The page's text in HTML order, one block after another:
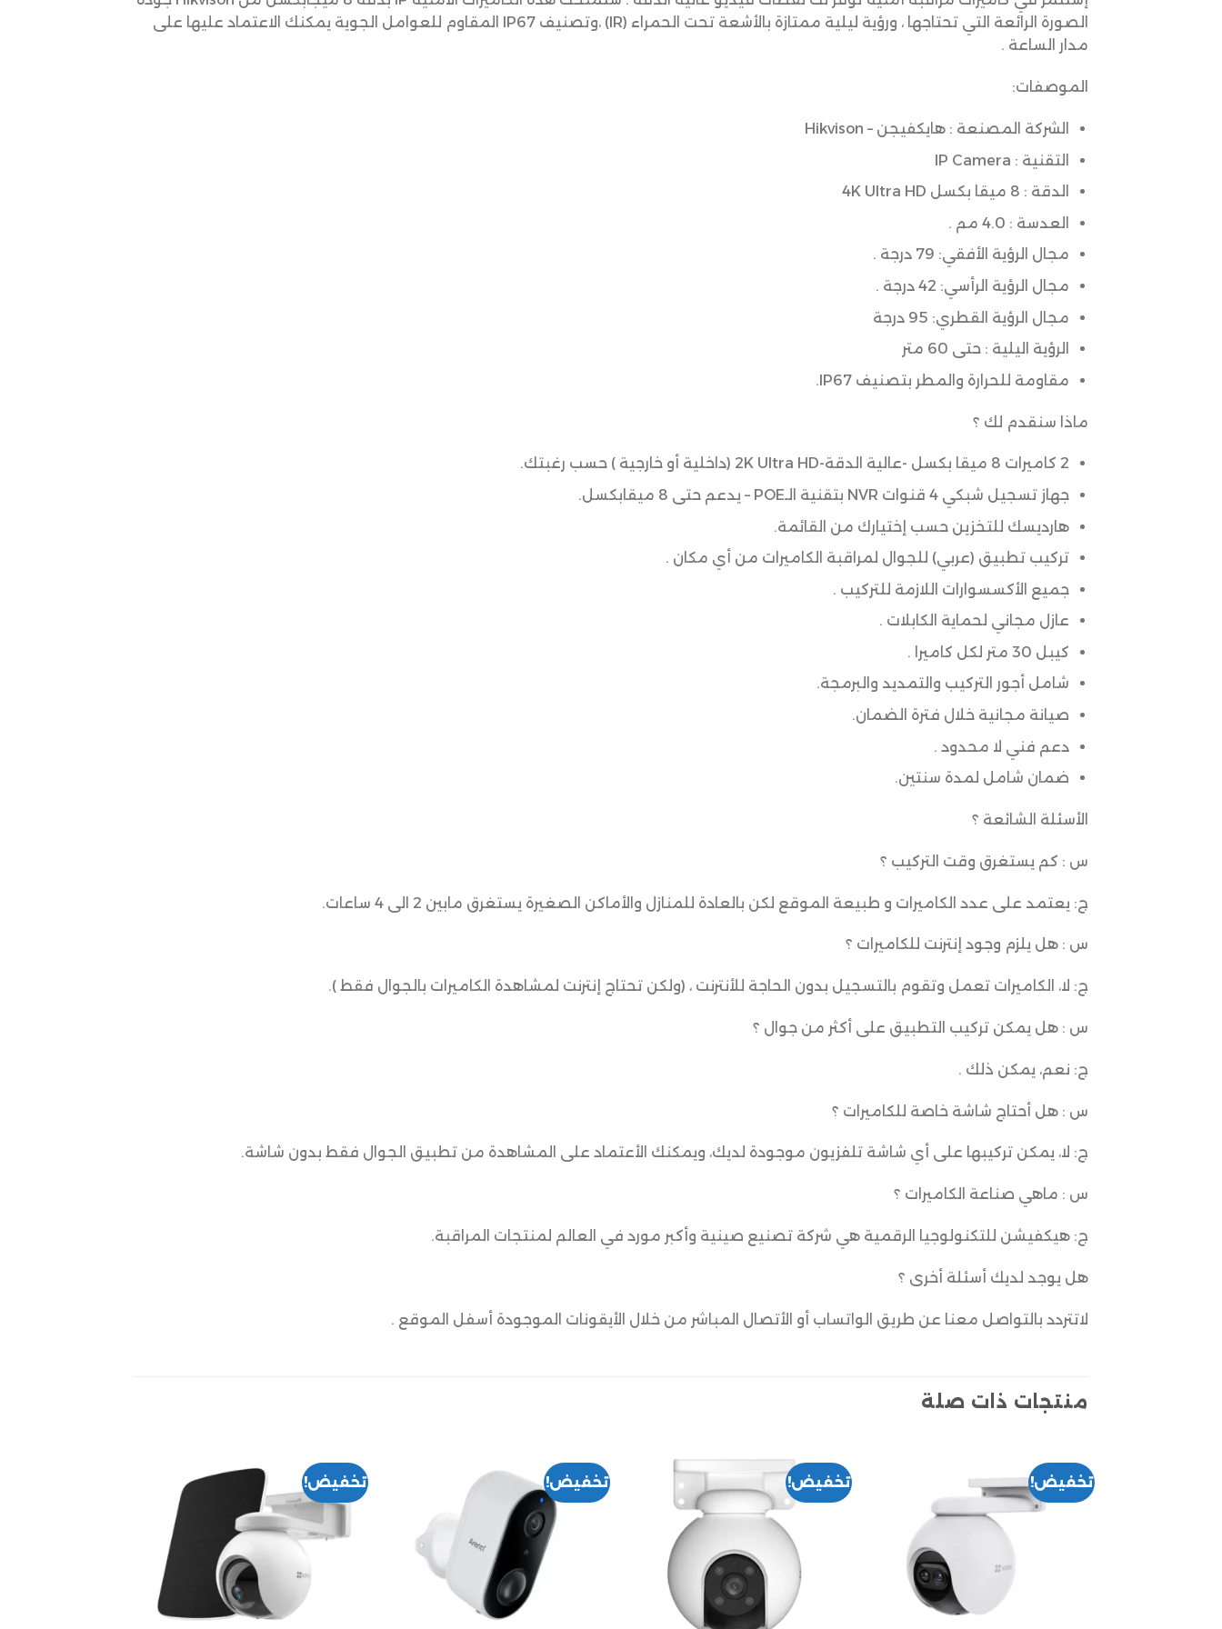
الصورة الرائعة التي تحتاجها ، ورؤية ليلية ممتازة بالأشعة تحت الحمراء (IR) ،وتصنيف IP67 المقاوم للعوامل الجوية يمكنك الاعتماد عليها على
مدار الساعة .
الموصفات:
الشركة المصنعة : هايكفيجن – Hikvison
التقنية : IP Camera
الدقة : 8 ميقا بكسل 4K Ultra HD
العدسة : 4.0 مم .
مجال الرؤية الأفقي: 79 درجة .
مجال الرؤية الرأسي: 42 درجة .
مجال الرؤية القطري: 95 درجة
الرؤية اليلية : حتى 60 متر
مقاومة للحرارة والمطر بتصنيف IP67.
ماذا سنقدم لك ؟
2 كاميرات 8 ميقا بكسل -عالية الدقة-2K Ultra HD (داخلية أو خارجية ) حسب رغبتك.
جهاز تسجيل شبكي 4 قنوات NVR بتقنية الـPOE – يدعم حتى 8 ميقابكسل.
هارديسك للتخزين حسب إختيارك من القائمة.
تركيب تطبيق (عربي) للجوال لمراقبة الكاميرات من أي مكان .
جميع الأكسسوارات اللازمة للتركيب .
عازل مجاني لحماية الكابلات .
كيبل 30 متر لكل كاميرا .
شامل أجور التركيب والتمديد والبرمجة.
صيانة مجانية خلال فترة الضمان.
دعم فني لا محدود .
ضمان شامل لمدة سنتين.
الأسئلة الشائعة ؟
س : كم يستغرق وقت التركيب ؟
ج: يعتمد على عدد الكاميرات و طبيعة الموقع لكن بالعادة للمنازل والأماكن الصغيرة يستغرق مابين 2 الى 4 ساعات.
س : هل يلزم وجود إنترنت للكاميرات ؟
ج: لا، الكاميرات تعمل وتقوم بالتسجيل بدون الحاجة للأنترنت ، (ولكن تحتاج إنترنت لمشاهدة الكاميرات بالجوال فقط ).
س : هل يمكن تركيب التطبيق على أكثر من جوال ؟
ج: نعم، يمكن ذلك .
س : هل أحتاج شاشة خاصة للكاميرات ؟
ج: لا، يمكن تركيبها على أي شاشة تلفزيون موجودة لديك، ويمكنك الأعتماد على المشاهدة من تطبيق الجوال فقط بدون شاشة.
س : ماهي صناعة الكاميرات ؟
ج: هيكفيشن للتكنولوجيا الرقمية هي شركة تصنيع صينية وأكبر مورد في العالم لمنتجات المراقبة.
هل يوجد لديك أسئلة أخرى ؟
لاتتردد بالتواصل معنا عن طريق الواتساب أو الأتصال المباشر من خلال الأيقونات الموجودة أسفل الموقع .
منتجات ذات صلة
تخفيض! تخفيض! تخفيض! تخفيض!